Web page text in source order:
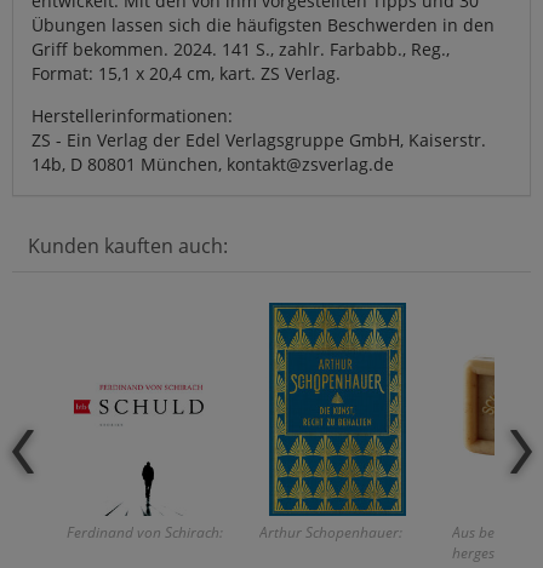
Übungen lassen sich die häufigsten Beschwerden in den
Griff bekommen. 2024. 141 S., zahlr. Farbabb., Reg.,
Format: 15,1 x 20,4 cm, kart. ZS Verlag.
Herstellerinformationen:
ZS - Ein Verlag der Edel Verlagsgruppe GmbH, Kaiserstr.
14b, D 80801 München, kontakt@zsverlag.de
Kunden kauften auch:
Ferdinand von Schirach: Arthur Schopenhauer:
Aus besten
hergestellt!